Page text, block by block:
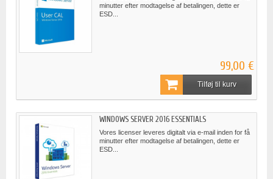
minutter efter modtagelse af betalingen, dette er
ESD...
99,00 €
Tilføj til kurv
WINDOWS SERVER 2016 ESSENTIALS
Vores licenser leveres digitalt via e-mail inden for få
minutter efter modtagelse af betalingen, dette er
ESD...